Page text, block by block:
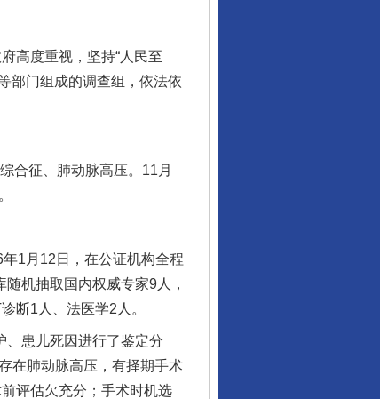
高度重视，坚持“人民至
部门组成的调查组，依法依
合征、肺动脉高压。11月
1月12日，在公证机构全程
机抽取国内权威专家9人，
断1人、法医学2人。
患儿死因进行了鉴定分
在肺动脉高压，有择期手术
评估欠充分；手术时机选